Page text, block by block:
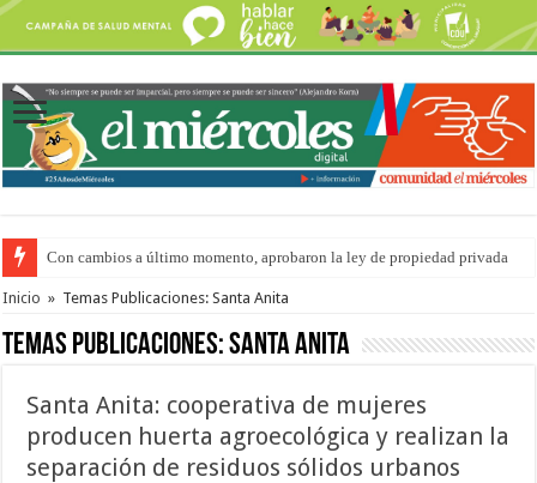
Del viernes 7 al domingo 9 de agosto: la agenda ¿A dónde ir? para este
Inicio » Temas Publicaciones: Santa Anita
Temas Publicaciones:Santa Anita
Santa Anita: cooperativa de mujeres
producen huerta agroecológica y realizan la
separación de residuos sólidos urbanos